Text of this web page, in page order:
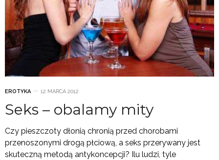
EROTYKA 12 MARCA 2012
Seks – obalamy mity
Czy pieszczoty dłonią chronią przed chorobami
przenoszonymi drogą płciową, a seks przerywany jest
skuteczną metodą antykoncepcji? Ilu ludzi, tyle